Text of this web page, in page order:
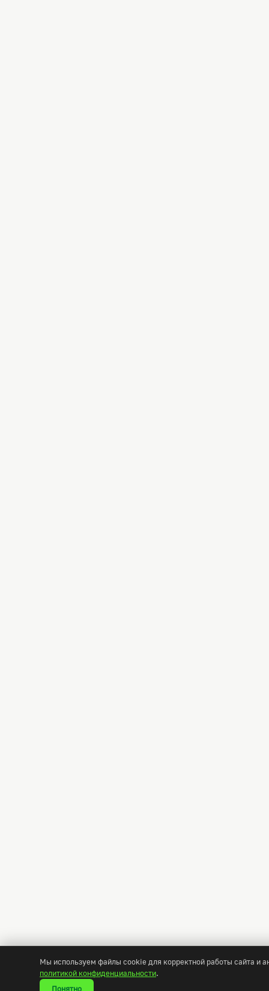
Мы используем файлы cookie для корректной работы сайта и
политикой конфиденциальности.
Понятно